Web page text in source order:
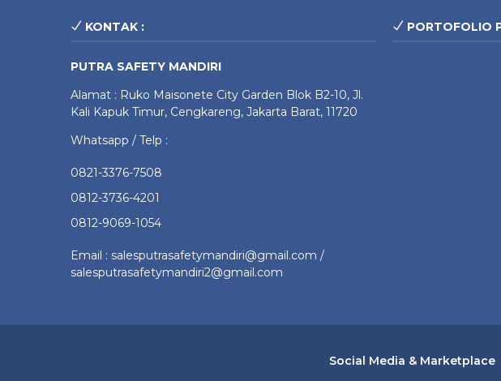
KONTAK :
PUTRA SAFETY MANDIRI
Alamat : Ruko Maisonete City Garden Blok B2-10, Jl.
Kali Kapuk Timur, Cengkareng, Jakarta Barat, 11720
Whatsapp / Telp :
0821-3376-7508
0812-3736-4201
0812-9069-1054
Email : salesputrasafetymandiri@gmail.com /
salesputrasafetymandiri2@gmail.com
PORTOFOLIO
Social Media & Marketplace